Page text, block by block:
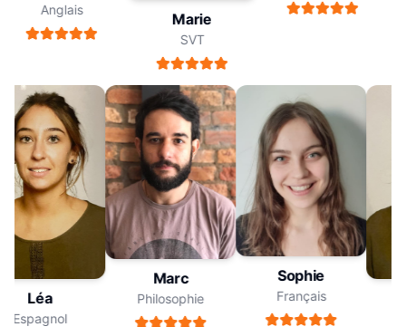
Anglais
Marie
SVT
Léa
Espagnol
Marc
Philosophie
Sophie
Français